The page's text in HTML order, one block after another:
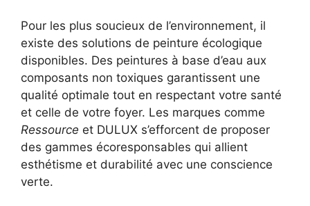
Pour les plus soucieux de l’environnement, il
existe des solutions de peinture écologique
disponibles. Des peintures à base d’eau aux
composants non toxiques garantissent une
qualité optimale tout en respectant votre santé
et celle de votre foyer. Les marques comme
Ressource et DULUX s’efforcent de proposer
des gammes écoresponsables qui allient
esthétisme et durabilité avec une conscience
verte.